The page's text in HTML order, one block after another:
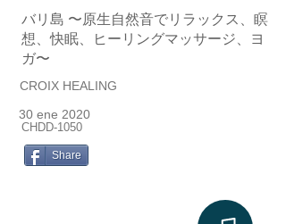
バリ島 〜原生自然音でリラックス、瞑
想、快眠、ヒーリングマッサージ、ヨ
ガ〜
CROIX HEALING
30 ene 2020
CHDD-1050
Share